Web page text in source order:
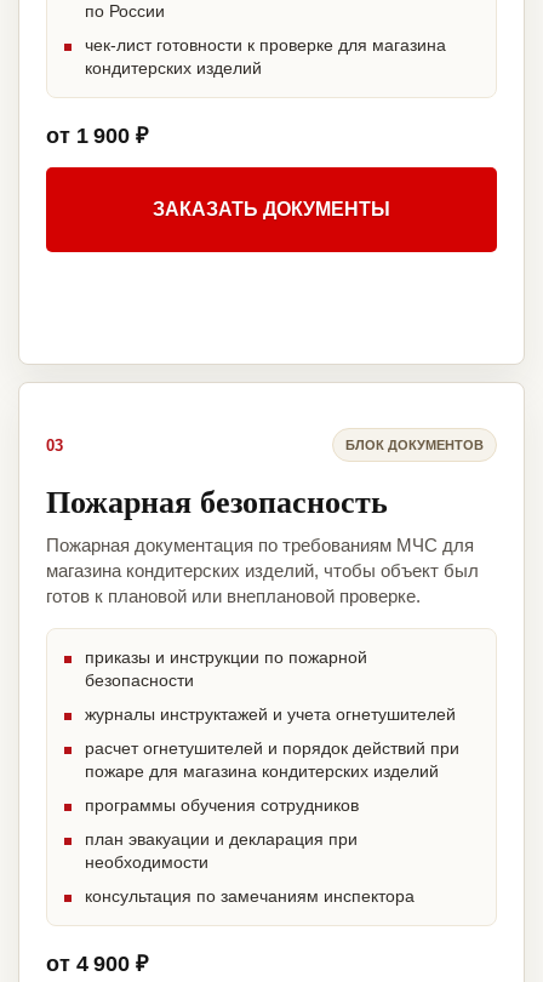
по России
чек-лист готовности к проверке для магазина
кондитерских изделий
от 1 900 ₽
ЗАКАЗАТЬ ДОКУМЕНТЫ
03 БЛОК ДОКУМЕНТОВ
Пожарная безопасность
Пожарная документация по требованиям МЧС для
магазина кондитерских изделий, чтобы объект был
готов к плановой или внеплановой проверке.
приказы и инструкции по пожарной
безопасности
журналы инструктажей и учета огнетушителей
расчет огнетушителей и порядок действий при
пожаре для магазина кондитерских изделий
программы обучения сотрудников
план эвакуации и декларация при
необходимости
консультация по замечаниям инспектора
от 4 900 ₽